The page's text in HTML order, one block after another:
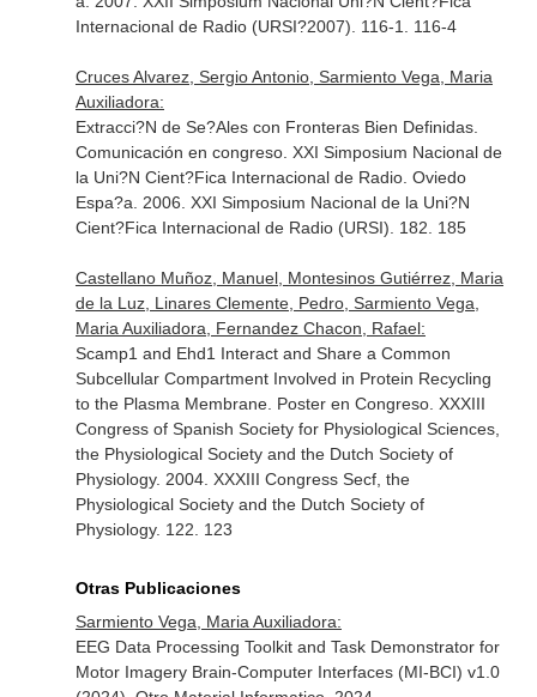
Internacional de Radio (URSI?2007). 116-1. 116-4
Cruces Alvarez, Sergio Antonio, Sarmiento Vega, Maria
Auxiliadora:
Extracci?N de Se?Ales con Fronteras Bien Definidas.
Comunicación en congreso. XXI Simposium Nacional de
la Uni?N Cient?Fica Internacional de Radio. Oviedo
Espa?a. 2006. XXI Simposium Nacional de la Uni?N
Cient?Fica Internacional de Radio (URSI). 182. 185
Castellano Muñoz, Manuel, Montesinos Gutiérrez, Maria
de la Luz, Linares Clemente, Pedro, Sarmiento Vega,
Maria Auxiliadora, Fernandez Chacon, Rafael:
Scamp1 and Ehd1 Interact and Share a Common
Subcellular Compartment Involved in Protein Recycling
to the Plasma Membrane. Poster en Congreso. XXXIII
Congress of Spanish Society for Physiological Sciences,
the Physiological Society and the Dutch Society of
Physiology. 2004. XXXIII Congress Secf, the
Physiological Society and the Dutch Society of
Physiology. 122. 123
Otras Publicaciones
Sarmiento Vega, Maria Auxiliadora:
EEG Data Processing Toolkit and Task Demonstrator for
Motor Imagery Brain-Computer Interfaces (MI-BCI) v1.0